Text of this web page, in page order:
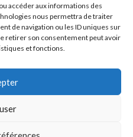
accéder aux informations des
nous permettra de traiter
de navigation ou les ID uniques sur
retirer son consentement peut avoir
et fonctions.